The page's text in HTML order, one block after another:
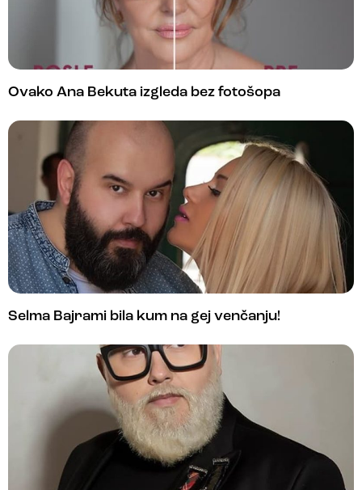
Ovako Ana Bekuta izgleda bez fotošopa
Selma Bajrami bila kum na gej venčanju!